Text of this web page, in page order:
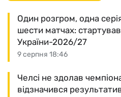
9 серпня 18:46
Один розгром, одна
шести матчах:
України-2026/27
Челсі не здолав
відзначився